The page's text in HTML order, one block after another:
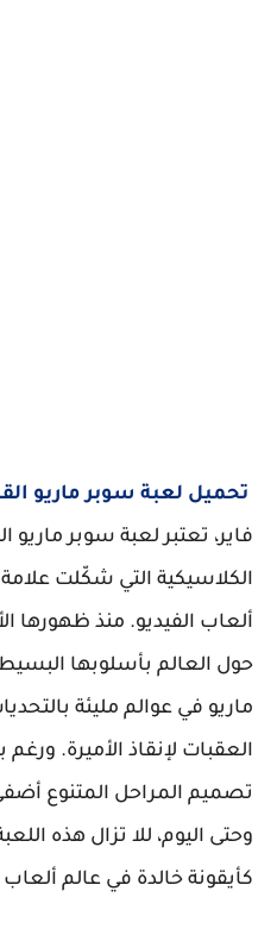
تحميل لعبة سوبر ماريو
فاير، تعتبر لعبة سوبر ماريو
الكلاسيكية التي شكّلت
ألعاب الفيديو. منذ ظهورها
حول العالم بأسلوبها
ماريو في عوالم مليئة
العقبات لإنقاذ الأميرة. ورغم
تصميم المراحل المتنوع
وحتى اليوم، للا تزال هذه
كأيقونة خالدة في عالم ألعاب